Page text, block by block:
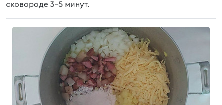
сковороде 3-5 минут.